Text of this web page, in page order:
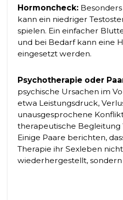
Hormoncheck:
kann ein niedriger
spielen. Ein einfacher
und bei Bedarf kann eine
eingesetzt werden.
Psychotherapie oder
psychische Ursachen im
etwa Leistungsdruck,
unausgesprochene
therapeutische
Einige Paare berichten,
Therapie ihr Sexleben
wiederhergestellt,